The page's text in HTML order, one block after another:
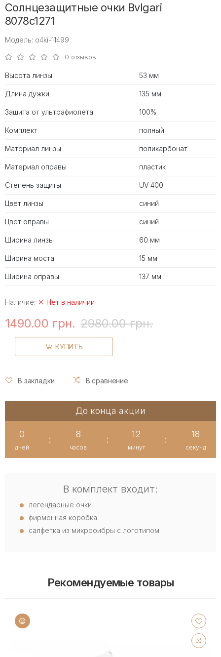
Солнцезащитные очки Bvlgari
8078c1271
Модель: o4ki-11499
0 отзывов
Высота линзы 53 мм
Длина дужки 135 мм
Защита от ультрафиолета 100%
Комплект полный
Материал линзы поликарбонат
Материал оправы пластик
Степень защиты UV 400
Цвет линзы синий
Цвет оправы синий
Ширина линзы 60 мм
Ширина моста 15 мм
Ширина оправы 137 мм
Наличие: Нет в наличии
1490.00 грн. 2980.00 грн.
КУПИТЬ
В закладки В сравнение
До конца акции
0
дней
:
8
часов
:
12
минут
:
17
секунд
В комплект входит:
легендарные очки
фирменная коробка
салфетка из микрофибры с логотипом
Рекомендуемые товары